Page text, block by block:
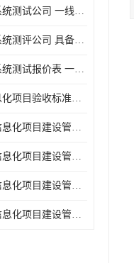
武汉软件系统测试公司 一线实验室 测试大概是需要多久时间呢
南宁软件系统测评公司 具备CMA/CNAS资质 出具正规测试报告
天津软件系统测试报价表 一线实验室 了解更多的测试信息
哈尔滨信息化项目验收标准单位
上海政务信息化项目建设管理办法价格
上海政务信息化项目建设管理办法机构
南昌政务信息化项目建设管理办法实验室
西宁政务信息化项目建设管理办法报告